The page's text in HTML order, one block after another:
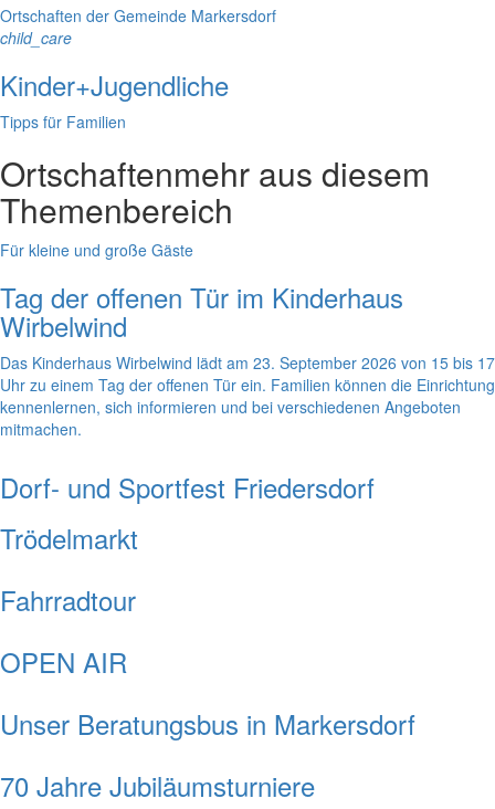
Ortschaften der Gemeinde Markersdorf
child_care
Kinder+Jugendliche
Tipps für Familien
Ortschaftenmehr aus diesem
Themenbereich
Für kleine und große Gäste
Tag der offenen Tür im Kinderhaus
Wirbelwind
Das Kinderhaus Wirbelwind lädt am 23. September 2026 von 15 bis 17
Uhr zu einem Tag der offenen Tür ein. Familien können die Einrichtung
kennenlernen, sich informieren und bei verschiedenen Angeboten
mitmachen.
Dorf- und Sportfest Friedersdorf
Trödelmarkt
Fahrradtour
OPEN AIR
Unser Beratungsbus in Markersdorf
70 Jahre Jubiläumsturniere